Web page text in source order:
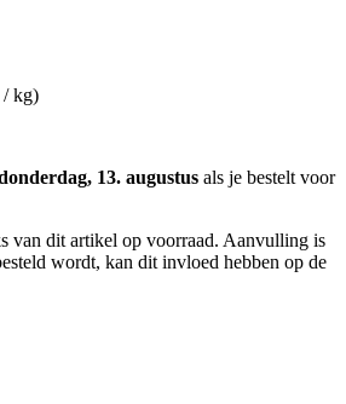
/ kg)
13. augustus als je bestelt voor
van dit artikel op voorraad. Aanvulling is
wordt, kan dit invloed hebben op de